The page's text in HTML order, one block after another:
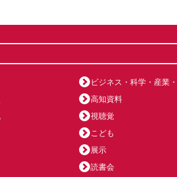
ビジネス・科学・産業
高知資料
視聴覚
こども
展示
読書会